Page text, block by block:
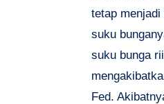
tetap
suku
suku bunga
Fed.